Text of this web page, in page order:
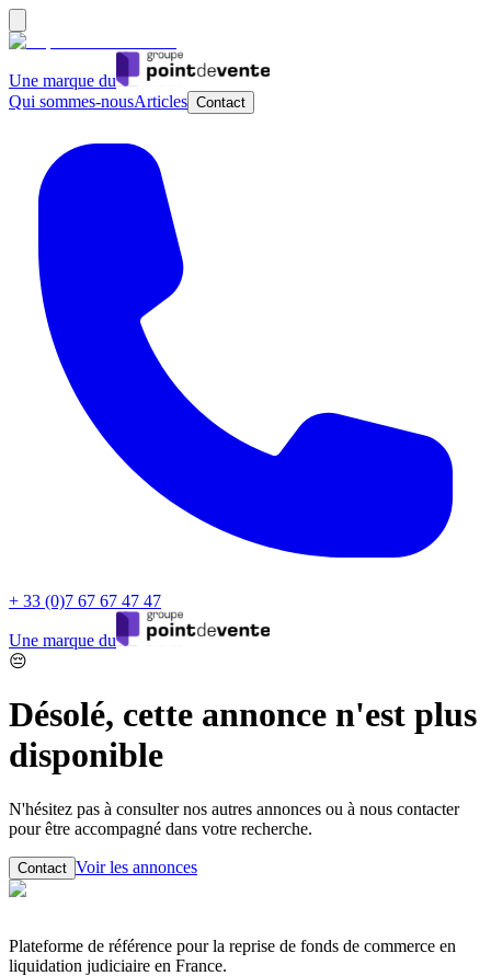
Une marque du
Qui sommes-nousArticles Contact
+ 33 (0)7 67 67 47 47
Une marque du
😔
Désolé, cette annonce n'est plus
disponible
N'hésitez pas à consulter nos autres annonces ou à nous contacter
pour être accompagné dans votre recherche.
Contact Voir les annonces
Plateforme de référence pour la reprise de fonds de commerce en
liquidation judiciaire en France.